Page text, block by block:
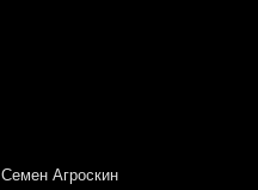
Семен Агроскин